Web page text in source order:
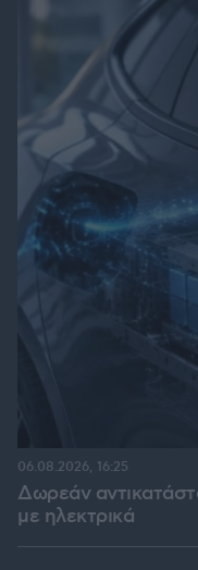
Δωρεάν
με ηλεκτρικά
06.08.2026, 16:25